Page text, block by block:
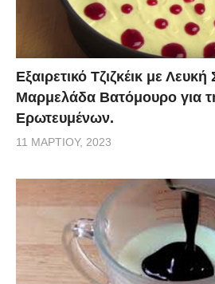
Εξαιρετικό Τζιζκέικ με
Μαρμελάδα Βατόμουρο για
Ερωτευμένων.
11 ΜΑΡΤΊΟΥ, 2023